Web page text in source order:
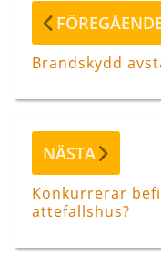
Föregående
inlägg
Brandskydd
Nästa
inlägg
NÄSTA
Konkurrerar
attefallshus?